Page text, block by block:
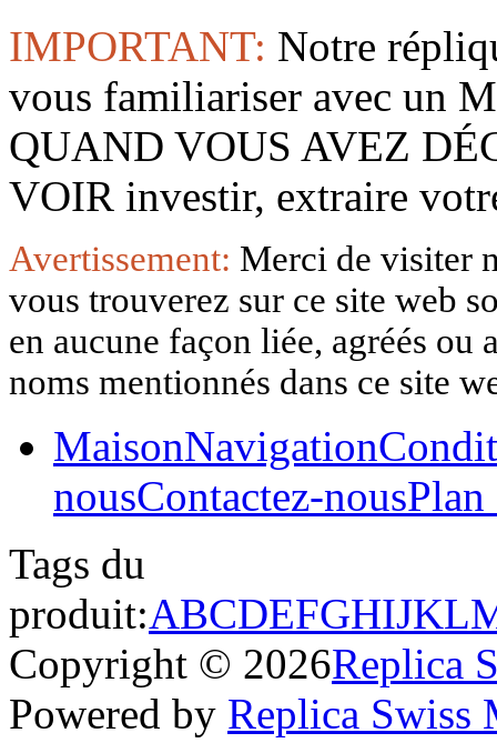
IMPORTANT: Notre
vous familiariser avec un
QUAND VOUS AVEZ
VOIR investir, extraire
Avertissement: Merci de visiter
vous trouverez sur ce site web
en aucune façon liée, agréés
noms mentionnés dans ce site
MaisonNavigation
nousContactez-nousPlan
Tags du
produit:ABCDEFGHIJKL
Copyright © 2026Replica
Powered by Replica Swiss